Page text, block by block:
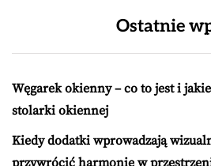
Ostatnie
Węgarek okienny – co to jest i
stolarki okiennej
Kiedy dodatki wprowadzają
przywrócić harmonię w